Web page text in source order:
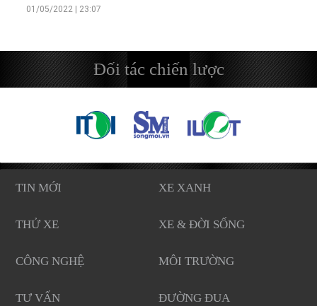
01/05/2022 | 23:07
Đối tác chiến lược
TIN MỚI XE XANH
THỬ XE XE & ĐỜI SỐNG
CÔNG NGHỆ MÔI TRƯỜNG
TƯ VẤN ĐƯỜNG ĐUA